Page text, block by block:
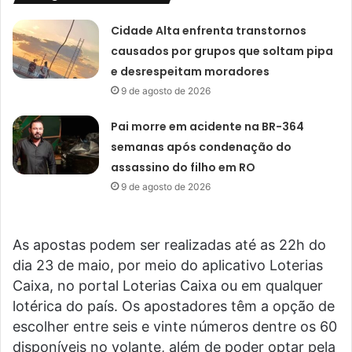
Cidade Alta enfrenta transtornos
causados por grupos que soltam pipa
e desrespeitam moradores
9 de agosto de 2026
Pai morre em acidente na BR-364
semanas após condenação do
assassino do filho em RO
9 de agosto de 2026
As apostas podem ser realizadas até as 22h do
dia 23 de maio, por meio do aplicativo Loterias
Caixa, no portal Loterias Caixa ou em qualquer
lotérica do país. Os apostadores têm a opção de
escolher entre seis e vinte números dentre os 60
disponíveis no volante, além de poder optar pela